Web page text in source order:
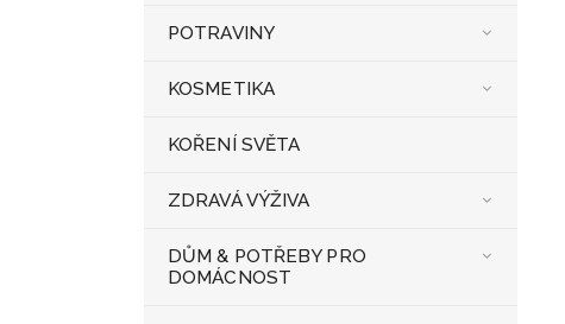
POTRAVINY
KOSMETIKA
KOŘENÍ SVĚTA
ZDRAVÁ VÝŽIVA
DŮM & POTŘEBY PRO
DOMÁCNOST